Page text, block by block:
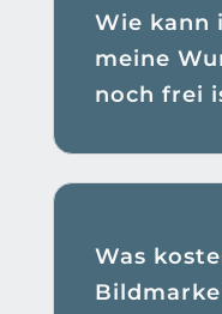
Wie kann
meine
noch frei
Was